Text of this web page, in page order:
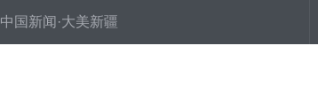
中国新闻·大美新疆